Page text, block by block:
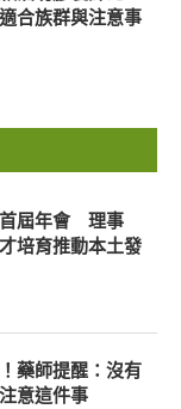
合族群與注意事
首屆年會 理事
培育推動本土發
藥師提醒：沒有
意這件事